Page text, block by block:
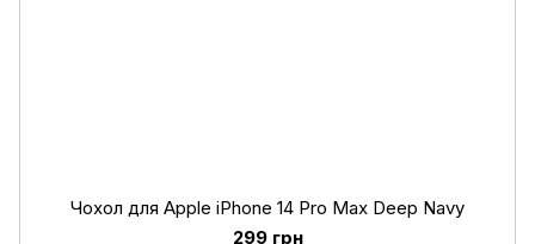
Чохол для Apple iPhone 14 Pro Max Deep Navy
299 грн